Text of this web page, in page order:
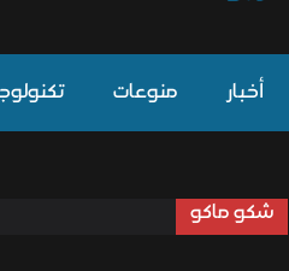
أخبار منوعات
شكو ماكو